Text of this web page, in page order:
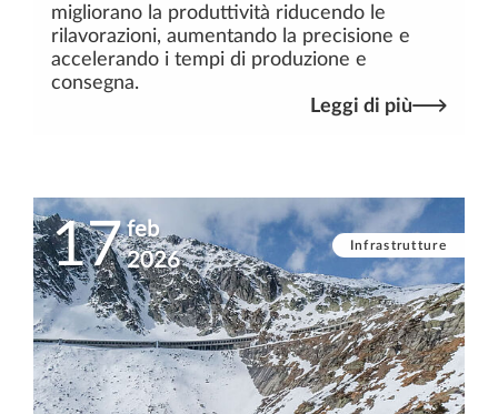
migliorano la produttività riducendo le
rilavorazioni, aumentando la precisione e
accelerando i tempi di produzione e
consegna.
Leggi di più
17 feb
2026
Infrastrutture